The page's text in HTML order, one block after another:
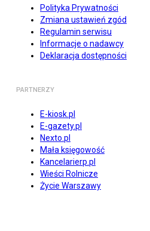
Polityka Prywatności
Zmiana ustawień zgód
Regulamin serwisu
Informacje o nadawcy
Deklaracja dostępności
PARTNERZY
E-kiosk.pl
E-gazety.pl
Nexto.pl
Mała księgowość
Kancelarierp.pl
Wieści Rolnicze
Życie Warszawy